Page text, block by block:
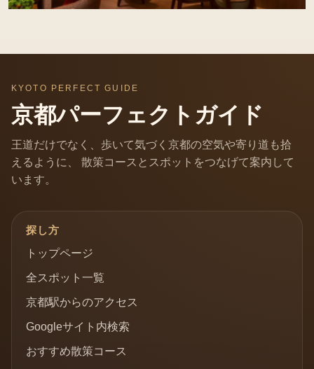
KYOTO PERFECT GUIDE
京都パーフェクトガイド
王道だけでなく、歩いて気づく京都の空気や寄り道も拾
えるように、 散策コースとスポットをつなげて案内して
います。
探し方
トップページ
全スポット一覧
京都駅からのアクセス
Googleサイト内検索
おすすめ散策コース